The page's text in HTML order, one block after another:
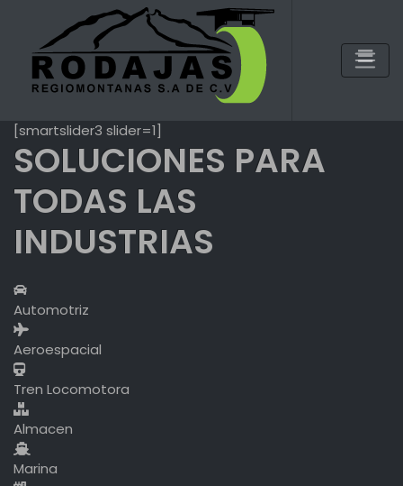
content
[smartslider3 slider=1]
SOLUCIONES PARA
TODAS LAS
INDUSTRIAS
Automotriz
Aeroespacial
Tren Locomotora
Almacen
Marina